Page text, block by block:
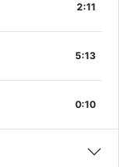
2:11
5:13
0:10